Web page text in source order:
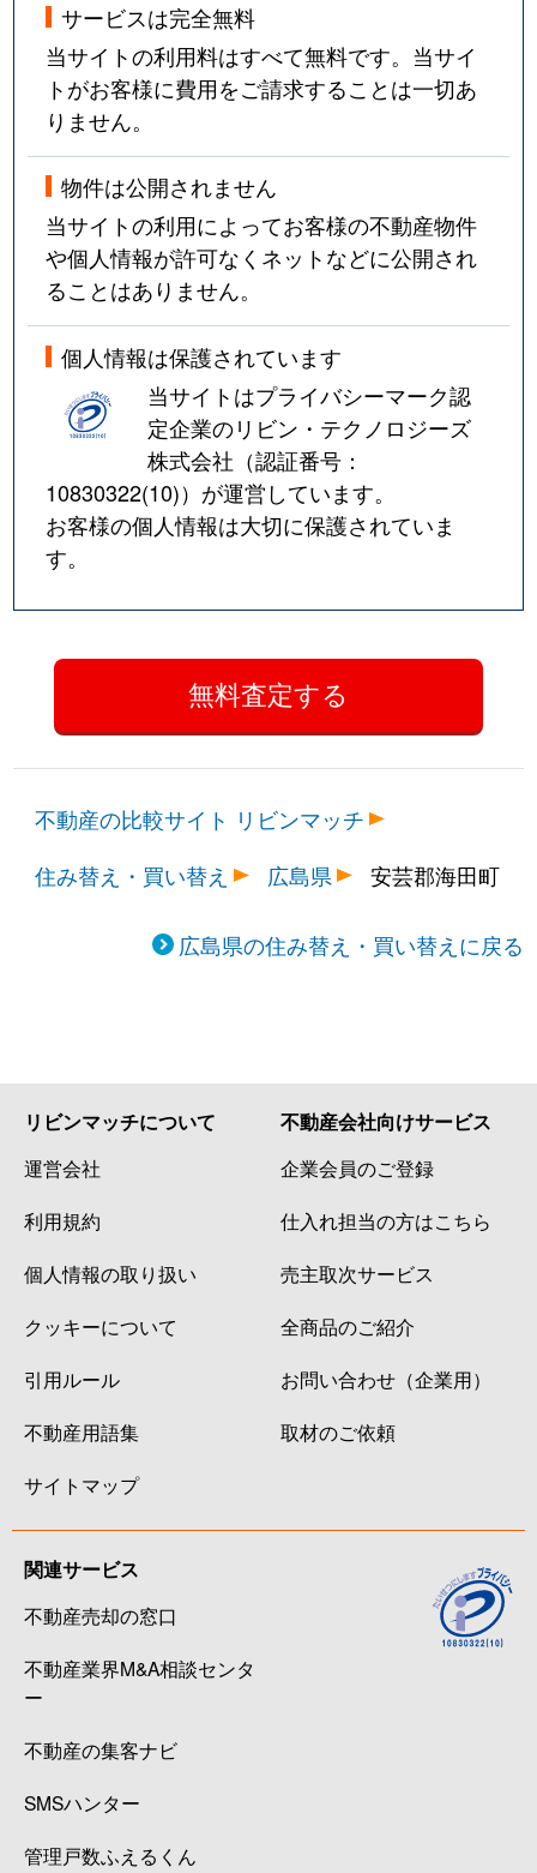
サービスは完全無料
当サイトの利用料はすべて無料です。当サイ
トがお客様に費用をご請求することは一切あ
りません。
物件は公開されません
当サイトの利用によってお客様の不動産物件
や個人情報が許可なくネットなどに公開され
ることはありません。
個人情報は保護されています
当サイトはプライバシーマーク認
定企業のリビン・テクノロジーズ
株式会社（認証番号：
10830322(10)）が運営しています。
お客様の個人情報は大切に保護されていま
す。
不動産の比較サイト リビンマッチ
住み替え・買い替え
広島県 安芸郡海田町
広島県の住み替え・買い替えに戻る
リビンマッチについて
運営会社
利用規約
個人情報の取り扱い
クッキーについて
引用ルール
不動産用語集
サイトマップ
不動産会社向けサービス
企業会員のご登録
仕入れ担当の方はこちら
売主取次サービス
全商品のご紹介
お問い合わせ（企業用）
取材のご依頼
関連サービス
不動産売却の窓口
不動産業界M&A相談センタ
ー
不動産の集客ナビ
SMSハンター
管理戸数ふえるくん